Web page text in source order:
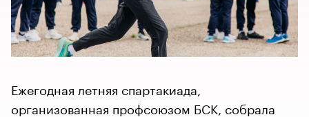
Ежегодная летняя спартакиада,
организованная профсоюзом БСК, собрала